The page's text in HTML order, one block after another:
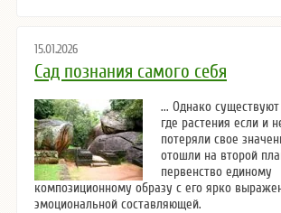
15.01.2026
Сад познания самого себя
... Однако
где растения если и
потеряли свое
отошли на второй
первенство единому
композиционному образу с его ярко
эмоциональной составляющей.